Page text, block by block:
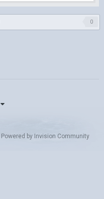
0
Powered by Invision Community